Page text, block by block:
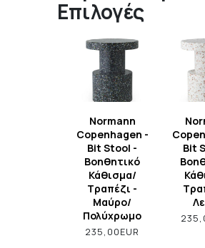
Επιλογές
Normann
Copenhagen -
Bit Stool -
Βοηθητικό
Κάθισμα/
Τραπέζι -
Μαύρο/
Πολύχρωμο
235,00EUR
Bit